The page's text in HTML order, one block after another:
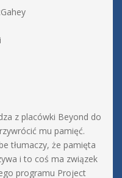
z placówki Beyond do
mu pamięć.
tłumaczy, że pamięta
i to coś ma związek
programu Project